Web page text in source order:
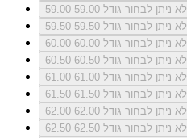
59.00
לא ניתן לבחור גודל 59.00
59.50
לא ניתן לבחור גודל 59.50
60.00
לא ניתן לבחור גודל 60.00
60.50
לא ניתן לבחור גודל 60.50
61.00
לא ניתן לבחור גודל 61.00
61.50
לא ניתן לבחור גודל 61.50
62.00
לא ניתן לבחור גודל 62.00
62.50
לא ניתן לבחור גודל 62.50